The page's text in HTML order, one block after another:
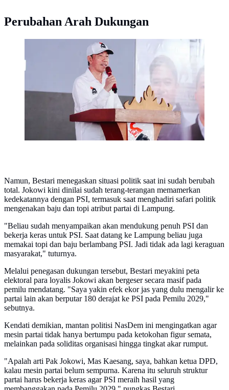
Perubahan Arah Dukungan
Presiden ke-7 RI, Joko Widodo (Jokowi), menghadiri
Rapat Koordinasi Daerah (Rakorda) DPD PSI Tulang
Bawang, Lampung, Jumat (26/6/2026).
Namun, Bestari menegaskan situasi politik saat ini sudah berubah
total. Jokowi kini dinilai sudah terang-terangan memamerkan
kedekatannya dengan PSI, termasuk saat menghadiri safari politik
mengenakan baju dan topi atribut partai di Lampung.
"Beliau sudah menyampaikan akan mendukung penuh PSI dan
bekerja keras untuk PSI. Saat datang ke Lampung beliau juga
memakai topi dan baju berlambang PSI. Jadi tidak ada lagi keraguan
masyarakat," tuturnya.
Melalui penegasan dukungan tersebut, Bestari meyakini peta
elektoral para loyalis Jokowi akan bergeser secara masif pada
pemilu mendatang. "Saya yakin efek ekor jas yang dulu mengalir ke
partai lain akan berputar 180 derajat ke PSI pada Pemilu 2029,"
sebutnya.
Kendati demikian, mantan politisi NasDem ini mengingatkan agar
mesin partai tidak hanya bertumpu pada ketokohan figur semata,
melainkan pada soliditas organisasi hingga tingkat akar rumput.
"Apalah arti Pak Jokowi, Mas Kaesang, saya, bahkan ketua DPD,
kalau mesin partai belum sempurna. Karena itu seluruh struktur
partai harus bekerja keras agar PSI meraih hasil yang